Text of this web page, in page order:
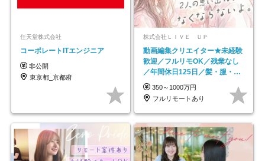
任天堂株式会社
コーポレートITエンジニア
非公開
東京都_京都府
株式会社ＬＩＶＥ ＵＰ
動画編集クリエイター★未経験
歓迎／フルリモOK／残業なし
／年間休日125日／髪・服・ネ
イル自由／研修充実で安心
350～1000万円
フルリモートあり